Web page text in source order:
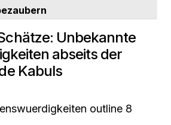
Unbekannte
abseits der
Kabuls